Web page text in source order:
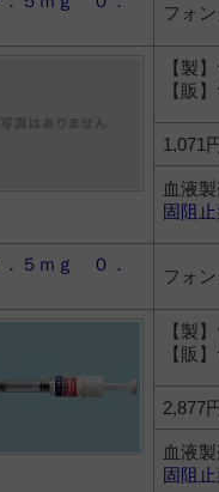
フォ
【製
【販
1,071円
血液
固阻
．５ｍｇ ０．
フォ
【製
【販
2,877円
血液
固阻